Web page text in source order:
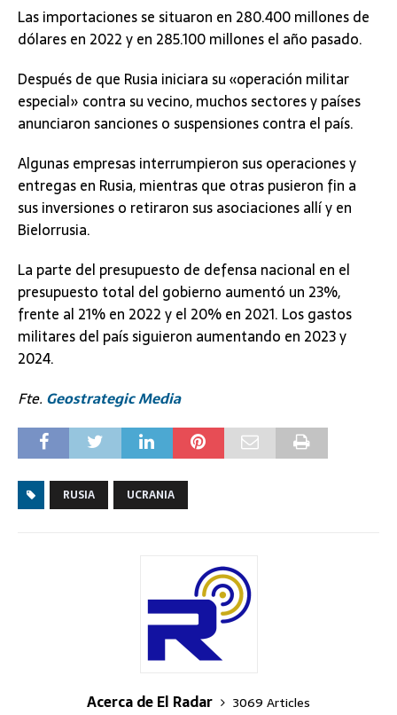
Las importaciones se situaron en 280.400 millones de
dólares en 2022 y en 285.100 millones el año pasado.
Después de que Rusia iniciara su «operación militar
especial» contra su vecino, muchos sectores y países
anunciaron sanciones o suspensiones contra el país.
Algunas empresas interrumpieron sus operaciones y
entregas en Rusia, mientras que otras pusieron fin a
sus inversiones o retiraron sus asociaciones allí y en
Bielorrusia.
La parte del presupuesto de defensa nacional en el
presupuesto total del gobierno aumentó un 23%,
frente al 21% en 2022 y el 20% en 2021. Los gastos
militares del país siguieron aumentando en 2023 y
2024.
Fte. Geostrategic Media
RUSIA UCRANIA
Acerca de El Radar
3069 Articles